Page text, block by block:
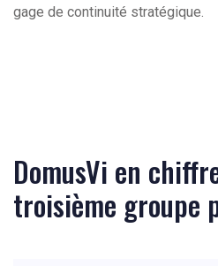
gage de continuité stratégique.
DomusVi en
troisième groupe